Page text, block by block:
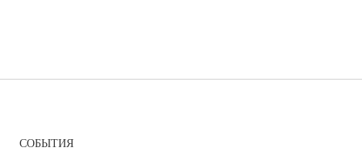
СОБЫТИЯ